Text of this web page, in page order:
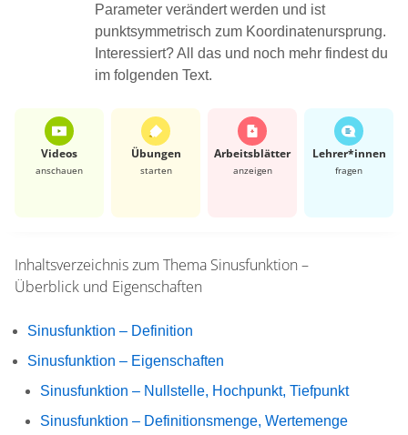
Parameter verändert werden und ist
punktsymmetrisch zum Koordinatenursprung.
Interessiert? All das und noch mehr findest du
im folgenden Text.
Videos
anschauen
Übungen
starten
Arbeits­blätter
anzeigen
Lehrer*​innen
fragen
Inhaltsverzeichnis zum Thema Sinusfunktion –
Überblick und Eigenschaften
Sinusfunktion – Definition
Sinusfunktion – Eigenschaften
Sinusfunktion – Nullstelle, Hochpunkt, Tiefpunkt
Sinusfunktion – Definitionsmenge, Wertemenge